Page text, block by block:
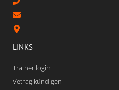
LINKS
Trainer login
Vetrag kündigen